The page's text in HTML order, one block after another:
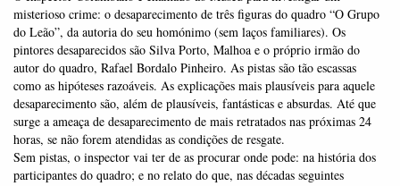
misterioso crime: o desaparecimento de três figuras do quadro “O Grupo
do Leão”, da autoria do seu homónimo (sem laços familiares). Os
pintores desaparecidos são Silva Porto, Malhoa e o próprio irmão do
autor do quadro, Rafael Bordalo Pinheiro. As pistas são tão escassas
como as hipóteses razoáveis. As explicações mais plausíveis para aquele
desaparecimento são, além de plausíveis, fantásticas e absurdas. Até que
surge a ameaça de desaparecimento de mais retratados nas próximas 24
horas, se não forem atendidas as condições de resgate.
Sem pistas, o inspector vai ter de as procurar onde pode: na história dos
participantes do quadro; e no relato do que, nas décadas seguintes